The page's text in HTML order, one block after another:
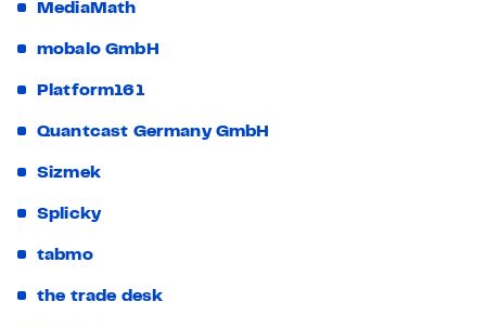
MediaMath
mobalo GmbH
Platform161
Quantcast Germany GmbH
Sizmek
Splicky
tabmo
the trade desk